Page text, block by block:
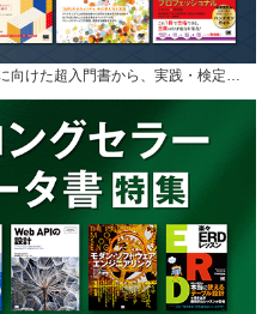
向けた超入門書から、実践・検定…